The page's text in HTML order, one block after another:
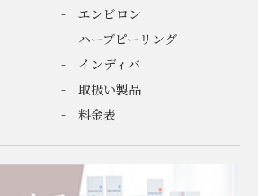
エンビロン
ハーブピーリング
インディバ
取扱い製品
料金表